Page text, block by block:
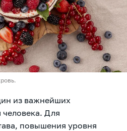
из важнейших
человека. Для
повышения уровня